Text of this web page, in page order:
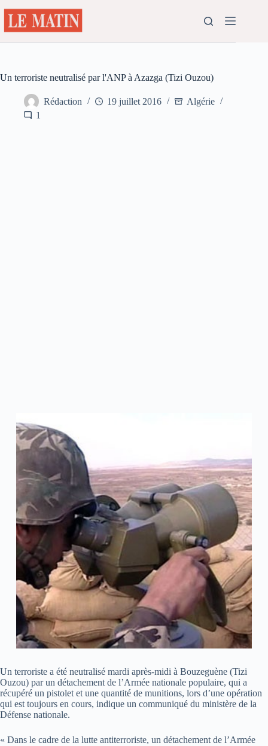
au
contenu
Un terroriste neutralisé par l'ANP à Azazga (Tizi Ouzou)
Rédaction 19 juillet 2016
Algérie
1
Un terroriste a été neutralisé mardi après-midi à Bouzeguène (Tizi
Ouzou) par un détachement de l’Armée nationale populaire, qui a
récupéré un pistolet et une quantité de munitions, lors d’une opération
qui est toujours en cours, indique un communiqué du ministère de la
Défense nationale.
« Dans le cadre de la lutte antiterroriste, un détachement de l’Armée